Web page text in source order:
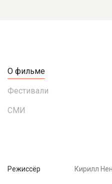
О фильме
Фестивали
СМИ
Режиссёр Кирилл